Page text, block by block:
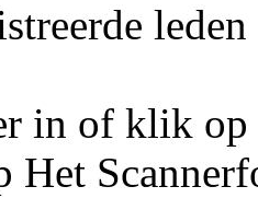
in of klik op
Het